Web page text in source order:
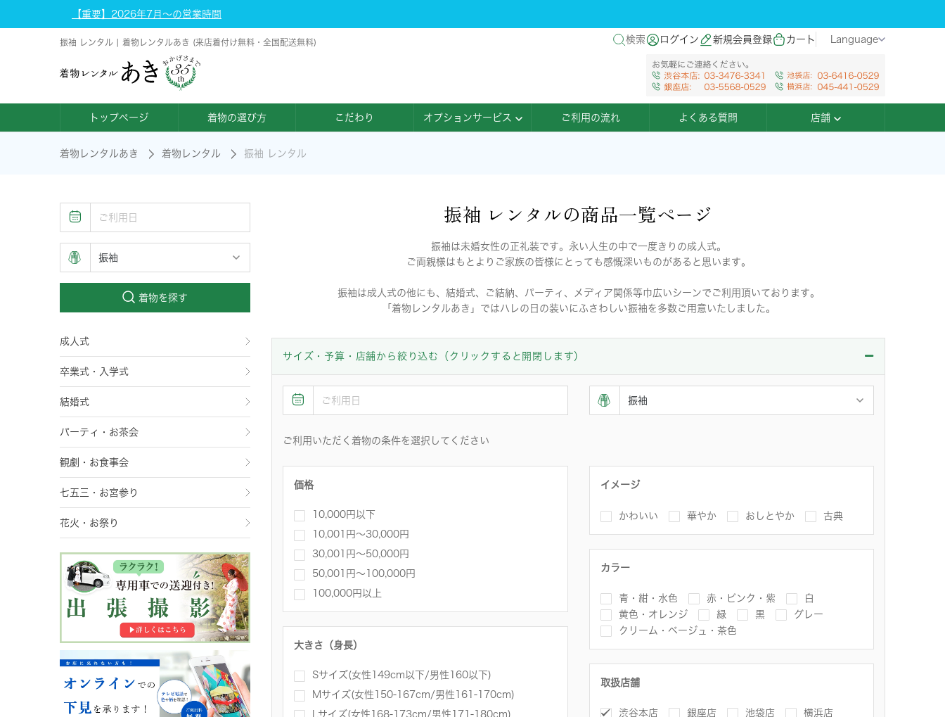
【重要】2026年7月～の営業時間
振袖 レンタル | 着物レンタルあき (来店着付け無料・全国配送無料) 検索 ログイン 新規会員登録 カート Language
トップページ 着物の選び方 こだわり オプションサービス ご利用の流れ よくある質問 店舗
着物レンタルあき 着物レンタル 振袖 レンタル
着物を探す
成人式
卒業式・入学式
結婚式
パーティ・お茶会
観劇・お食事会
七五三・お宮参り
花火・お祭り
振袖 レンタルの商品一覧ページ
振袖は未婚女性の正礼装です。永い人生の中で一度きりの成人式。
ご両親様はもとよりご家族の皆様にとっても感慨深いものがあると思います。
振袖は成人式の他にも、結婚式、ご結納、パーティ、メディア関係等巾広いシーンでご利用頂いております。
「着物レンタルあき」ではハレの日の装いにふさわしい振袖を多数ご用意いたしました。
サイズ・予算・店舗から絞り込む（クリックすると開閉します）
ご利用いただく着物の条件を選択してください
価格
10,000円以下
10,001円〜30,000円
30,001円～50,000円
50,001円～100,000円
100,000円以上
大きさ（身長）
Sサイズ(女性149cm以下/男性160以下)
Mサイズ(女性150-167cm/男性161-170cm)
Lサイズ(女性168-173cm/男性171-180cm)
イメージ
かわいい 華やか おしとやか 古典
カラー
青・紺・水色 赤・ピンク・紫
白
黄色・オレンジ
緑 黒
グレー
クリーム・ベージュ・茶色
取扱店舗
渋谷本店 銀座店 池袋店 横浜店